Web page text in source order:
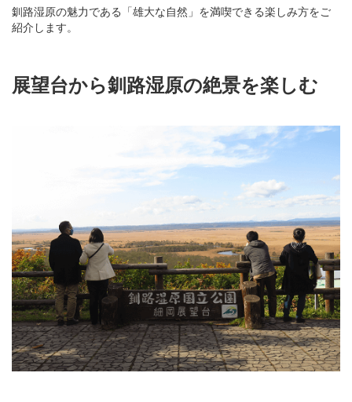
釧路湿原の魅力である「雄大な自然」を満喫できる楽しみ方をご
紹介します。
展望台から釧路湿原の絶景を楽しむ